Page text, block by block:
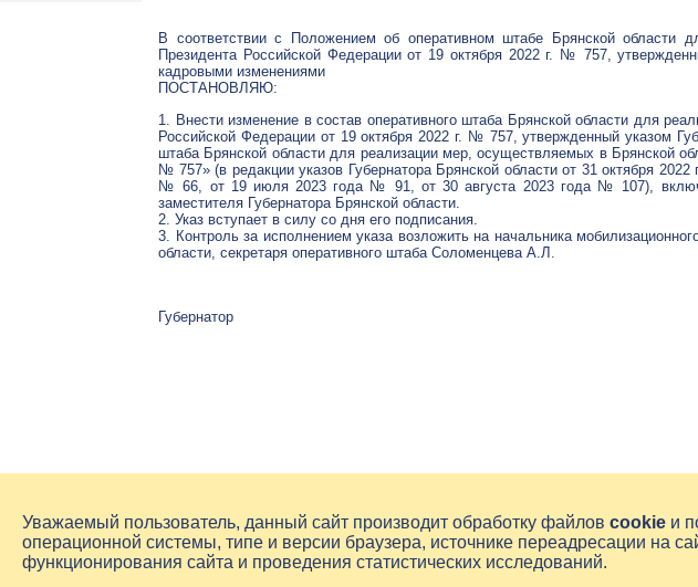
В соответствии с Положением об оперативном штабе Брянской области
Президента Российской Федерации от 19 октября 2022 г. № 757,
кадровыми изменениями
ПОСТАНОВЛЯЮ:
1. Внести изменение в состав оперативного штаба Брянской области для
Российской Федерации от 19 октября 2022 г. № 757, утвержденный указом
штаба Брянской области для реализации мер, осуществляемых в Брянской
№ 757» (в редакции указов Губернатора Брянской области от 31 октября
№ 66, от 19 июля 2023 года № 91, от 30 августа 2023 года № 107),
заместителя Губернатора Брянской области.
2. Указ вступает в силу со дня его подписания.
3. Контроль за исполнением указа возложить на начальника
области, секретаря оперативного штаба Соломенцева А.Л.
Губернатор
Уважаемый пользователь, данный сайт производит обработку файлов cookie и
операционной системы, типе и версии браузера, источнике переадресации на
функционирования сайта и проведения статистических исследований.